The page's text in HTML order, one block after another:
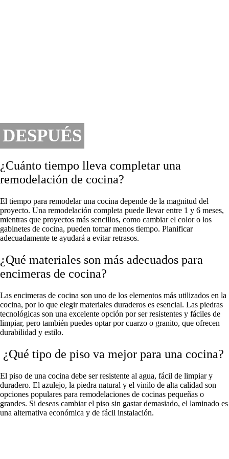
DESPUÉS
¿Cuánto tiempo lleva completar una
remodelación de cocina?
El tiempo para remodelar una cocina depende de la magnitud del
proyecto. Una remodelación completa puede llevar entre 1 y 6 meses,
mientras que proyectos más sencillos, como cambiar el color o los
gabinetes de cocina, pueden tomar menos tiempo. Planificar
adecuadamente te ayudará a evitar retrasos.
¿Qué materiales son más adecuados para
encimeras de cocina?
Las encimeras de cocina son uno de los elementos más utilizados en la
cocina, por lo que elegir materiales duraderos es esencial. Las piedras
tecnológicas son una excelente opción por ser resistentes y fáciles de
limpiar, pero también puedes optar por cuarzo o granito, que ofrecen
durabilidad y estilo.
¿Qué tipo de piso va mejor para una cocina?
El piso de una cocina debe ser resistente al agua, fácil de limpiar y
duradero. El azulejo, la piedra natural y el vinilo de alta calidad son
opciones populares para remodelaciones de cocinas pequeñas o
grandes. Si deseas cambiar el piso sin gastar demasiado, el laminado es
una alternativa económica y de fácil instalación.